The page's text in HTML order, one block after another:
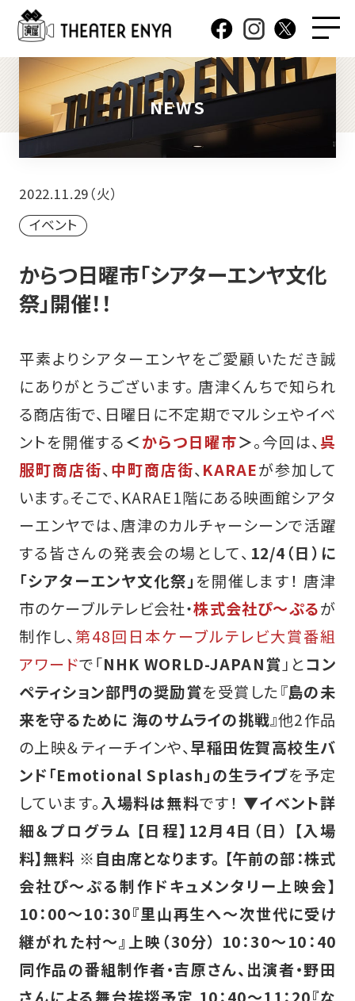
NEWS
2022.11.29（火）
イベント
からつ日曜市「シアターエンヤ文化
祭」開催！！
平素よりシアターエンヤをご愛顧いただき誠
にありがとうございます。 唐津くんちで知られ
る商店街で、日曜日に不定期でマルシェやイベ
ントを開催する＜からつ日曜市＞。今回は、呉
服町商店街、中町商店街、KARAEが参加して
います。そこで、KARAE1階にある映画館シアタ
ーエンヤでは、唐津のカルチャーシーンで活躍
する皆さんの発表会の場として、 12/4（日）に
「シアターエンヤ文化祭」 を開催します！ 唐津
市のケーブルテレビ会社・株式会社ぴ～ぷるが
制作し、第48回日本ケーブルテレビ大賞番組
アワードで「NHK WORLD-JAPAN賞」とコン
ペティション部門の奨励賞を受賞した『島の未
来を守るために 海のサムライの挑戦』他2作品
の上映＆ティーチインや、早稲田佐賀高校生バ
ンド「Emotional Splash」の生ライブを予定
しています。入場料は無料です！ ▼イベント詳
細＆プログラム 【日程】12月4日（日） 【入場
料】無料 ※自由席となります。 【午前の部：株式
会社ぴ～ぷる制作ドキュメンタリー上映会】
10：00～10：30『里山再生へ～次世代に受け
継がれた村～』上映（30分） 10：30～10：40
同作品の番組制作者・吉原さん、出演者・野田